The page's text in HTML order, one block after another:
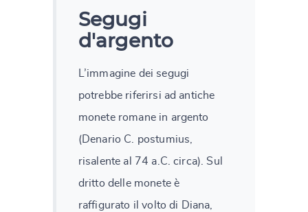
Segugi
d'argento
L’immagine dei segugi
potrebbe riferirsi ad antiche
monete romane in argento
(Denario C. postumius,
risalente al 74 a.C. circa). Sul
dritto delle monete è
raffigurato il volto di Diana,